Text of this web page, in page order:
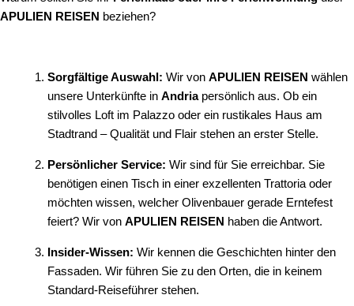
APULIEN REISEN beziehen?
Sorgfältige Auswahl: Wir von APULIEN REISEN wählen
unsere Unterkünfte in Andriapersönlich aus. Ob ein
stilvolles Loft im Palazzo oder ein rustikales Haus am
Stadtrand – Qualität und Flair stehen an erster Stelle.
Persönlicher Service: Wir sind für Sie erreichbar. Sie
benötigen einen Tisch in einer exzellenten Trattoria oder
möchten wissen, welcher Olivenbauer gerade Erntefest
feiert? Wir von APULIEN REISEN haben die Antwort.
Insider-Wissen: Wir kennen die Geschichten hinter den
Fassaden. Wir führen Sie zu den Orten, die in keinem
Standard-Reiseführer stehen.